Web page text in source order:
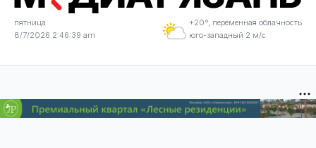
пятница
8/7/2026 2:46:39 am
+20°, переменная облачность
юго-западный 2 м/с